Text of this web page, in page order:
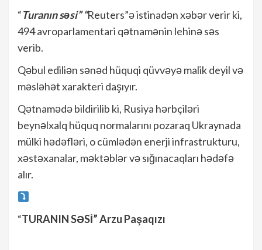
“Turanın səsi” “Reuters”ə istinadən xəbər verir ki,
494 avroparlamentari qətnamənin lehinə səs
verib.
Qəbul ediliən sənəd hüquqi qüvvəyə malik deyil və
məsləhət xarakteri daşıyır.
Qətnamədə bildirilib ki, Rusiya hərbçiləri
beynəlxalq hüquq normalarını pozaraq Ukraynada
mülki hədəfləri, o cümlədən enerji infrastrukturu,
xəstəxanalar, məktəblər və sığınacaqları hədəfə
alır.
“TURANIN SƏSİ” Arzu Paşaqızı